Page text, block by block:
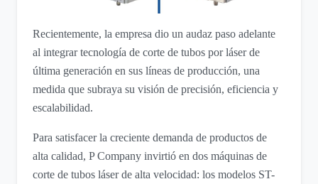
Recientemente, la empresa dio un audaz paso adelante
al integrar tecnología de corte de tubos por láser de
última generación en sus líneas de producción, una
medida que subraya su visión de precisión, eficiencia y
escalabilidad.
Para satisfacer la creciente demanda de productos de
alta calidad, P Company invirtió en dos máquinas de
corte de tubos láser de alta velocidad: los modelos ST-